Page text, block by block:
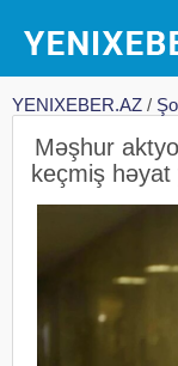
YENIXEBER.AZ /
Məşhur
keçmiş həyat